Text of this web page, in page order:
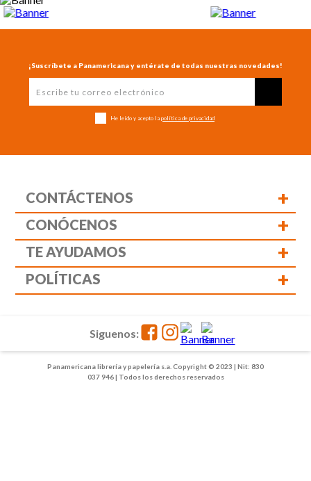
¡Suscríbete a Panamericana y entérate de todas nuestras novedades!
He leído y acepto la política de privacidad
CONTÁCTENOS +
CONÓCENOS +
TE AYUDAMOS +
POLÍTICAS +
Panamericana librería y papelería s.a. Copyright © 2023 | Nit: 830
037 946 | Todos los derechos reservados
Siguenos: